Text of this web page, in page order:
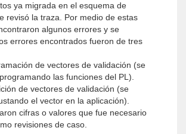
ya migrada en el esquema de
revisó la traza. Por medio de estas
algunos errores y se
errores encontrados fueron de tres
de vectores de validación (se
las funciones del PL).
de vectores de validación (se
el vector en la aplicación).
cifras o valores que fue necesario
revisiones de caso.